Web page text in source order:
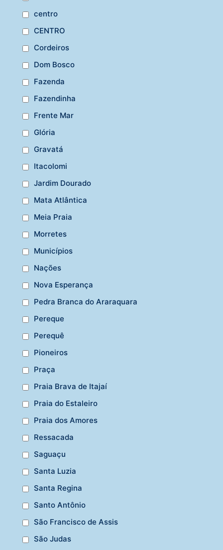
centro
CENTRO
Cordeiros
Dom Bosco
Fazenda
Fazendinha
Frente Mar
Glória
Gravatá
Itacolomi
Jardim Dourado
Mata Atlântica
Meia Praia
Morretes
Municípios
Nações
Nova Esperança
Pedra Branca do Araraquara
Pereque
Perequê
Pioneiros
Praça
Praia Brava de Itajaí
Praia do Estaleiro
Praia dos Amores
Ressacada
Saguaçu
Santa Luzia
Santa Regina
Santo Antônio
São Francisco de Assis
São Judas